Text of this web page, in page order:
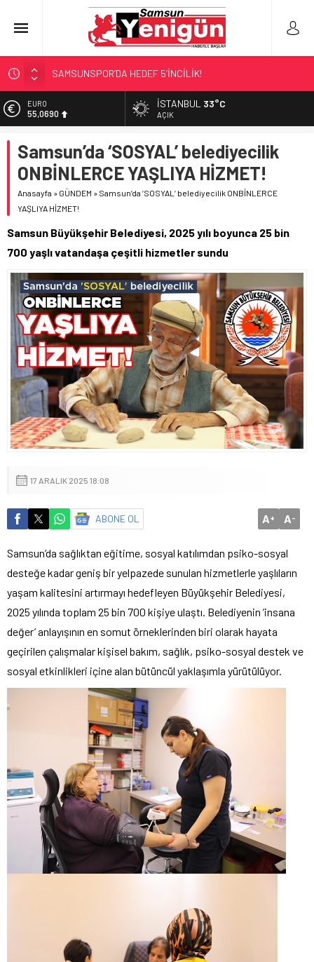
SAMSUNSPOR’DA HEDEF 5’İNCİLİK!
‘BAFRA’YA YATIRIM YAPIN!’
SAMSUNSPOR’DA TRANSFER!
EURO
55,0690
6.525,39
BİST
13.788,73
DOLAR
İSTANBUL 33°C
AÇIK
Samsun’da ‘SOSYAL’ belediyecilik
ONBİNLERCE YAŞLIYA HİZMET!
Anasayfa » GÜNDEM » Samsun’da ‘SOSYAL’ belediyecilik ONBİNLERCE
YAŞLIYA HİZMET!
Samsun Büyükşehir Belediyesi, 2025 yılı boyunca 25 bin
700 yaşlı vatandaşa çeşitli hizmetler sundu
17 ARALIK 2025 18:08
ABONE OL A+ A-
Samsun’da sağlıktan eğitime, sosyal katılımdan psiko-sosyal
desteğe kadar geniş bir yelpazede sunulan hizmetlerle yaşlıların
yaşam kalitesini artırmayı hedefleyen Büyükşehir Belediyesi,
2025 yılında toplam 25 bin 700 kişiye ulaştı. Belediyenin ’insana
değer’ anlayışının en somut örneklerinden biri olarak hayata
geçirilen çalışmalar kişisel bakım, sağlık, psiko-sosyal destek ve
sosyal etkinlikleri içine alan bütüncül yaklaşımla yürütülüyor.